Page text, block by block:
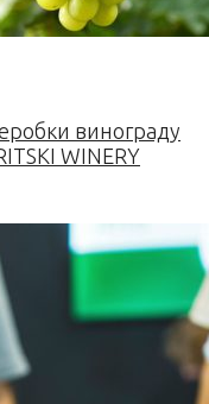
винограду
WINERY